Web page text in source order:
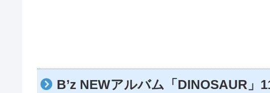
B’z NEWアルバム「DINOSAUR」